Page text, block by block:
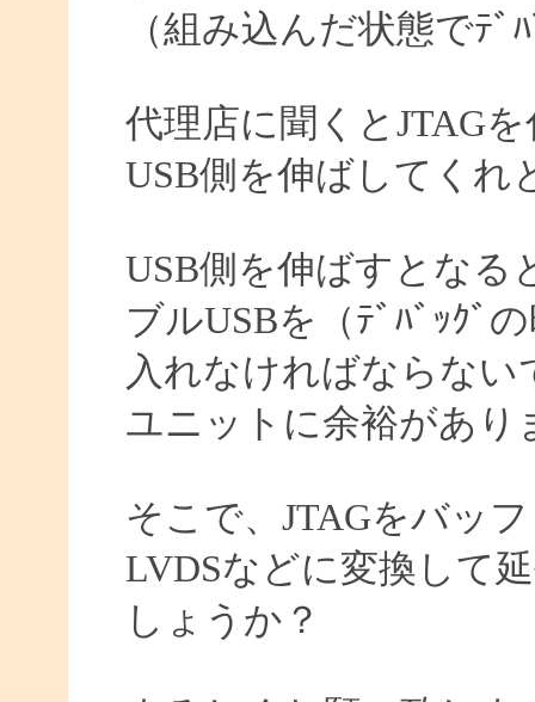
（組み込んだ状態でﾃﾞ
代理店に聞くとJTAG
USB側を伸ばしてくれ
USB側を伸ばすとなる
ブルUSBを（ﾃﾞﾊﾞｯｸﾞ
入れなければならない
ユニットに余裕があり
そこで、JTAGをバッ
LVDSなどに変換して
しょうか？